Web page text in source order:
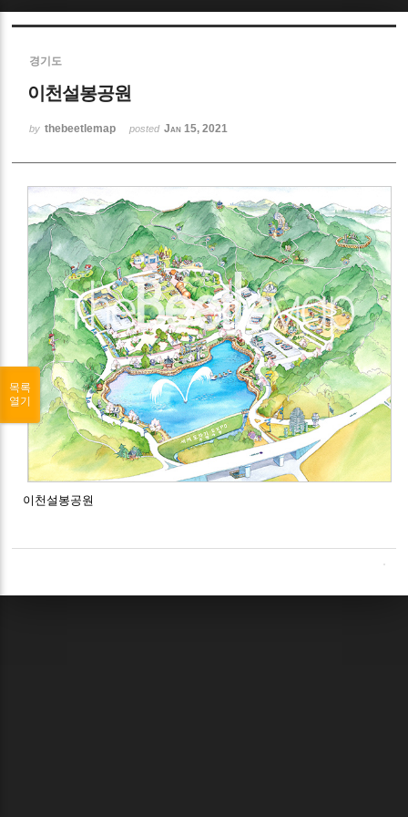
경기도
이천설봉공원
by thebeetlemap posted Jan 15, 2021
이천설봉공원
목록
열기
Sketchbook5, 스케치북5
Sketchbook5, 스케치북5